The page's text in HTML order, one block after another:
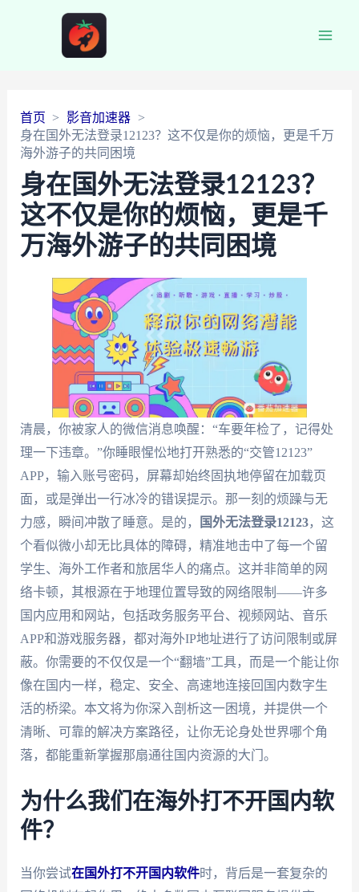
首页
影音加速器
身在国外无法登录12123？这不仅是你的烦恼，更是千万
海外游子的共同困境
身在国外无法登录12123？
这不仅是你的烦恼，更是千
万海外游子的共同困境
清晨，你被家人的微信消息唤醒：“车要年检了，记得处
理一下违章。”你睡眼惺忪地打开熟悉的“交管12123”
APP，输入账号密码，屏幕却始终固执地停留在加载页
面，或是弹出一行冰冷的错误提示。那一刻的烦躁与无
力感，瞬间冲散了睡意。是的，
国外无法登录12123，这
个看似微小却无比具体的障碍，精准地击中了每一个留
学生、海外工作者和旅居华人的痛点。这并非简单的网
络卡顿，其根源在于地理位置导致的网络限制——许多
国内应用和网站，包括政务服务平台、视频网站、音乐
APP和游戏服务器，都对海外IP地址进行了访问限制或屏
蔽。你需要的不仅仅是一个“翻墙”工具，而是一个能让你
像在国内一样，稳定、安全、高速地连接回国内数字生
活的桥梁。本文将为你深入剖析这一困境，并提供一个
清晰、可靠的解决方案路径，让你无论身处世界哪个角
落，都能重新掌握那扇通往国内资源的大门。
为什么我们在海外打不开国内软
件？
当你尝试在国外打不开国内软件时，背后是一套复杂的